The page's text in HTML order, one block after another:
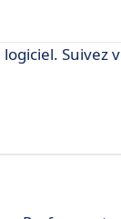
Suivez